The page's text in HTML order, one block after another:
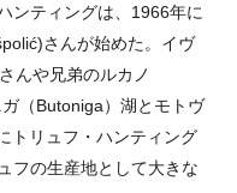
ンティングは、1966年に
さんが始めた。イヴ
んや兄弟のルカノ
（Butoniga）湖とモトヴ
トリュフ・ハンティング
フの生産地として大きな